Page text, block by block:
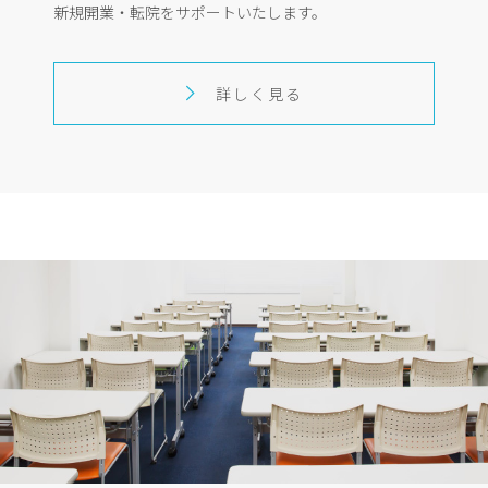
新規開業・転院をサポートいたします。
詳しく見る